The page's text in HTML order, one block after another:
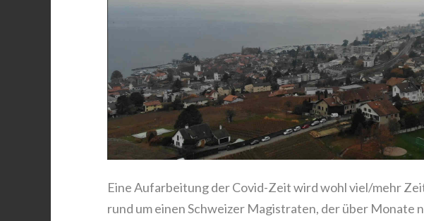
Eine Aufarbeitung der Covid-Zeit wird wohl viel/mehr
rund um einen Schweizer Magistraten, der über Monate